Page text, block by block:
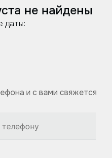
не найдены
даты:
и с вами свяжется